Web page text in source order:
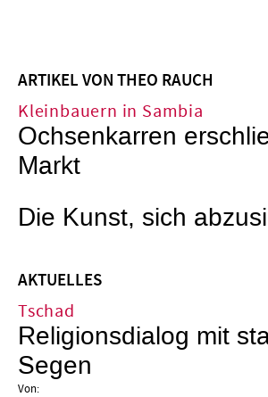
ARTIKEL VON THEO RAUCH
Kleinbauern in Sambia
Ochsenkarren
Markt
Die Kunst, sich
AKTUELLES
Tschad
Religionsdialog mit
Segen
Von: